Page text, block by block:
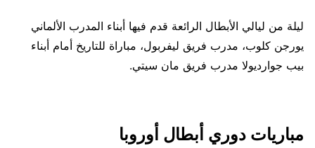
ليلة من ليالي الأبطال الرائعة قدم فيها أبناء المدرب الألماني
يورجن كلوب، مدرب فريق ليفربول، مباراة للتاريخ أمام أبناء
بيب جوارديولا مدرب فريق مان سيتي.
مباريات دوري أبطال أوروبا